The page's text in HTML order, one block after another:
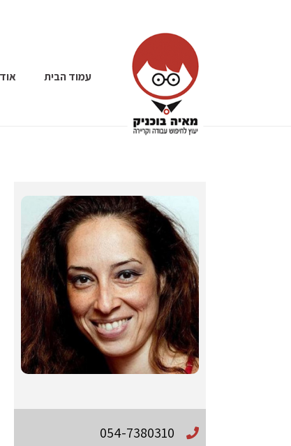
עמוד הבית
054-7380310